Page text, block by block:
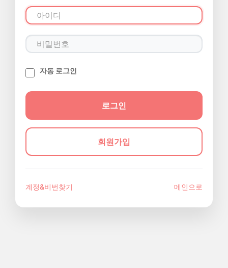
자동 로그인
회원가입
계정&비번찾기 메인으로